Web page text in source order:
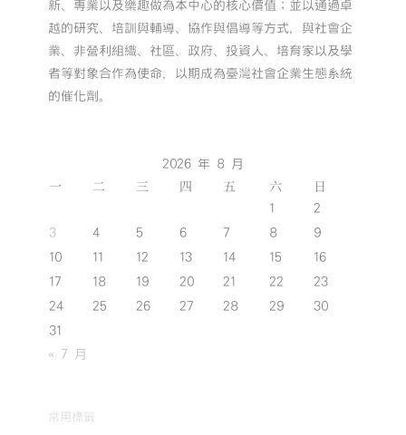
新、專業以及樂趣做為本中心的核心價值；並以通過卓
越的研究、培訓與輔導、協作與倡導等方式，與社會企
業、非營利組織、社區、政府、投資人、培育家以及學
者等對象合作為使命，以期成為臺灣社會企業生態系統
的催化劑。
2026 年 8 月
一 二 三 四 五 六 日
1
2
3
4 5 6 7 8
9
10
11 12 13 14 15
16
17
18 19 20 21 22
23
24
25 26 27 28 29
30
31
« 7 月
常用標籤